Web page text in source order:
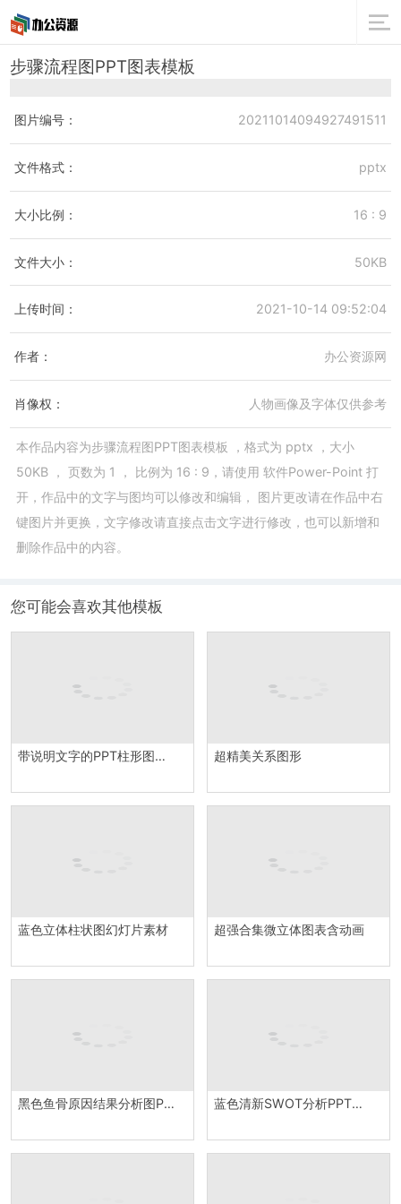
步骤流程图PPT图表模板
图片编号： 20211014094927491511
文件格式： pptx
大小比例： 16 : 9
文件大小： 50KB
上传时间： 2021-10-14 09:52:04
作者： 办公资源网
肖像权： 人物画像及字体仅供参考
本作品内容为步骤流程图PPT图表模板 ，格式为 pptx
，大小
50KB， 页数为 1 ， 比例为 16 : 9 ，请使用 软件Power-Point 打
开，作品中的文字与图均可以修改和编辑， 图片更改请在作品中右
键图片并更换，文字修改请直接点击文字进行修改，也可以新增和
删除作品中的内容。
您可能会喜欢其他模板
带说明文字的PPT柱形图模板 超精美关系图形
蓝色立体柱状图幻灯片素材 超强合集微立体图表含动画
黑色鱼骨原因结果分析图PPT模板 蓝色清新SWOT分析PPT模板